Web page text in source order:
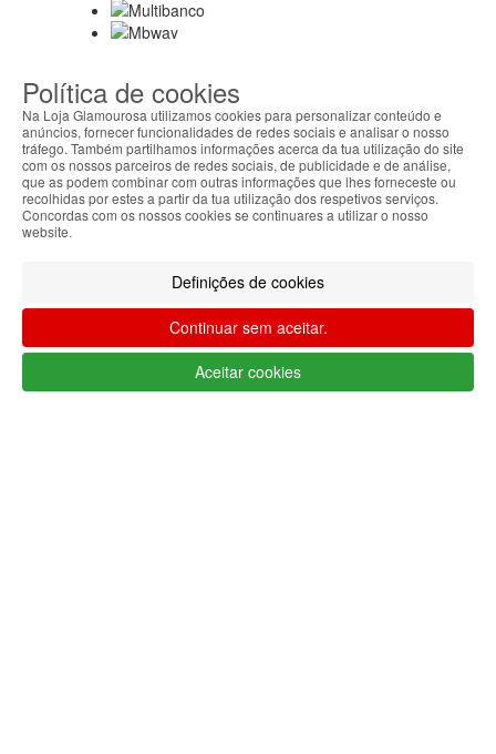
Política de cookies
Na Loja Glamourosa utilizamos cookies para personalizar conteúdo e
anúncios, fornecer funcionalidades de redes sociais e analisar o nosso
tráfego. Também partilhamos informações acerca da tua utilização do site
com os nossos parceiros de redes sociais, de publicidade e de análise,
que as podem combinar com outras informações que lhes forneceste ou
recolhidas por estes a partir da tua utilização dos respetivos serviços.
Concordas com os nossos cookies se continuares a utilizar o nosso
website.
Definições de cookies
Continuar sem aceitar.
Aceitar cookies